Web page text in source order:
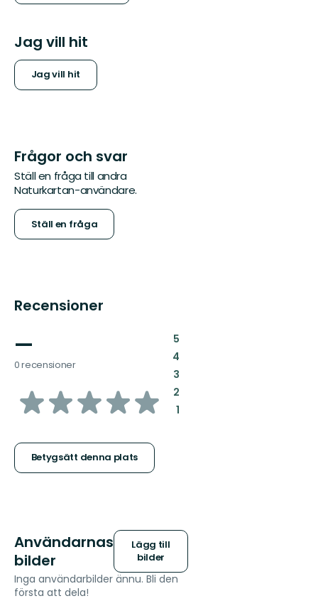
Jag vill hit
Jag vill hit
Frågor och svar
Ställ en fråga till andra
Naturkartan-användare.
Ställ en fråga
Recensioner
—
0 recensioner
av
stjärnor
Betygsätt denna plats
5:
4:
3:
2:
1:
Användarnas
bilder
Lägg till
bilder
Inga användarbilder ännu. Bli den
första att dela!